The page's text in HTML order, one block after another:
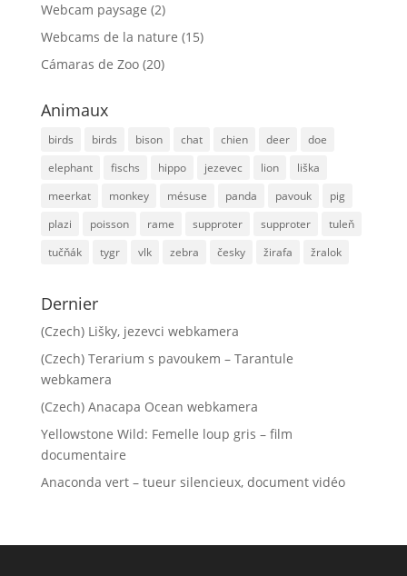
Webcam paysage (2)
Webcams de la nature (15)
Cámaras de Zoo(20)
Animaux
birds birds bison chat chien deer
doe
elephant
fischs hippo jezevec lion
liška
meerkat
monkey mésuse panda pavouk
pig
plazi
poisson rame supproter supproter
tuleň
tučňák
tygr vlk zebra česky žirafa žralok
Dernier
(Czech) Lišky, jezevci webkamera
(Czech) Terarium s pavoukem – Tarantule
webkamera
(Czech) Anacapa Ocean webkamera
Yellowstone Wild: Femelle loup gris – film
documentaire
Anaconda vert – tueur silencieux, document vidéo